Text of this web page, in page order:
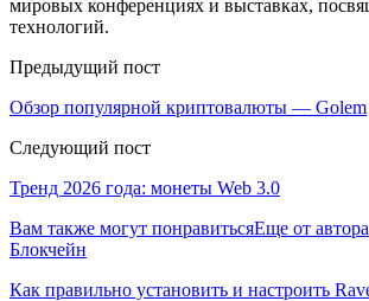
мировых конференциях и выставках,
технологий.
Предыдущий пост
Обзор популярной криптовалюты — Golem
Следующий пост
Тренд 2026 года: монеты Web 3.0
Вам также могут понравитьсяЕще от автора
Блокчейн
Как правильно установить и настроить